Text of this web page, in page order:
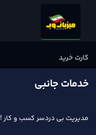
کارت خرید
خدمات جانبی
مدیریت بی دردسر کسب و کار !